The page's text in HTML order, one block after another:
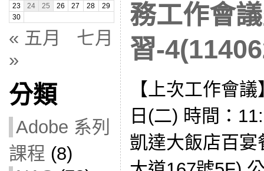
23
24 25 26 27 28
29
30
« 五月
七月
»
分類
Adobe 系列
課程 (8)
務工作會
習-
【上次工作會
日(二) 時間：
凱達大飯店百